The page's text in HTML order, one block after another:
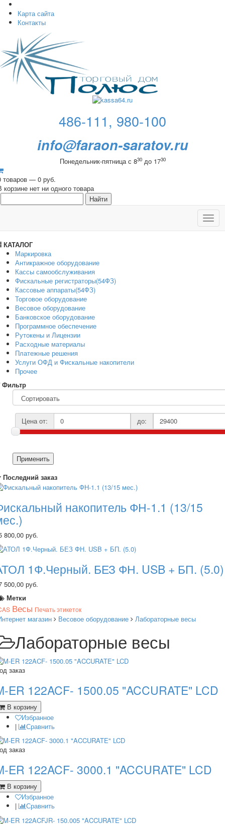
Карта сайта
Контакты
486-111, 980-100
info@faraon-saratov.ru
Понедельник-пятница с 830до 1730
товаров — 0 руб.
корзине нет ни одного товара
КАТАЛОГ
Маркировка
Антикражное оборудование
Кассы самообслуживания
Фискальные регистраторы(54ФЗ)
Кассовые аппараты(54ФЗ)
Торговое оборудование
Весовое оборудование
Банковское оборудование
Программное обеспечение
Рутокены и Лицензии
Расходные материалы
Платежные решения
Услуги ОФД и Фискальные накопители
Прочее
Фильтр
Цена от: до:
Применить
Последний заказ
накопитель ФН-1.1 (13/15
800,00 руб.
1Ф.Черный. БЕЗ ФН. USB + БП. (5.0)
500,00 руб.
Метки
Весы Печать этикеток
магазин Весовое оборудование Лабораторные весы
Лабораторные весы
заказ
ER 122ACF- 1500.05 "ACCURATE" LCD
В корзину
Избранное
|
Сравнить
заказ
ER 122ACF- 3000.1 "ACCURATE" LCD
В корзину
Избранное
|
Сравнить